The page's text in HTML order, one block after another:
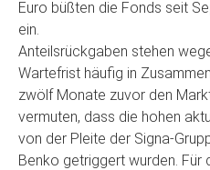
Euro büßten die Fonds seit
ein.
Anteilsrückgaben stehen
Wartefrist häufig in
zwölf Monate zuvor den
vermuten, dass die hohen
von der Pleite der Signa-
Benko getriggert wurden.